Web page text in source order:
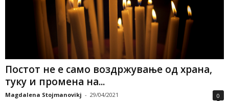
Постот не е само воздржување од храна,
туку и промена на...
Magdalena Stojmanovikj - 29/04/2021 0